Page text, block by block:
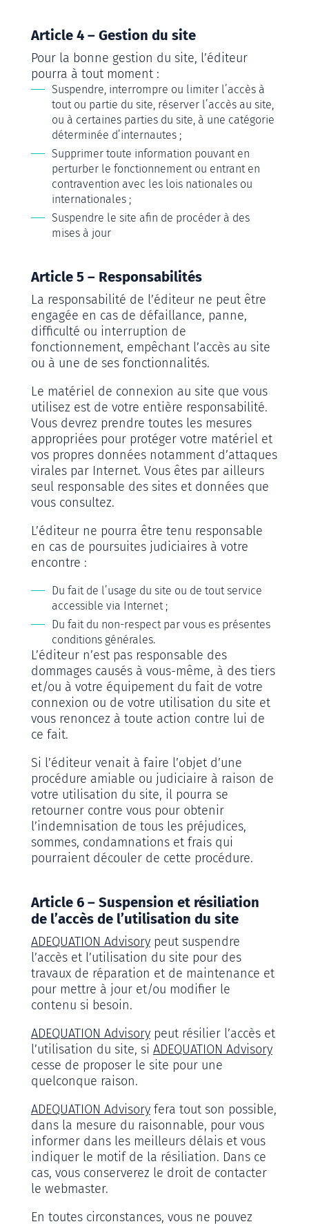
Article 4 – Gestion du site
Pour la bonne gestion du site, l’éditeur
pourra à tout moment :
Suspendre, interrompre ou limiter l’accès à
tout ou partie du site, réserver l’accès au site,
ou à certaines parties du site, à une catégorie
déterminée d’internautes ;
Supprimer toute information pouvant en
perturber le fonctionnement ou entrant en
contravention avec les lois nationales ou
internationales ;
Suspendre le site afin de procéder à des
mises à jour
Article 5 – Responsabilités
La responsabilité de l’éditeur ne peut être
engagée en cas de défaillance, panne,
difficulté ou interruption de
fonctionnement, empêchant l’accès au site
ou à une de ses fonctionnalités.
Le matériel de connexion au site que vous
utilisez est de votre entière responsabilité.
Vous devrez prendre toutes les mesures
appropriées pour protéger votre matériel et
vos propres données notamment d’attaques
virales par Internet. Vous êtes par ailleurs
seul responsable des sites et données que
vous consultez.
L’éditeur ne pourra être tenu responsable
en cas de poursuites judiciaires à votre
encontre :
Du fait de l’usage du site ou de tout service
accessible via Internet ;
Du fait du non-respect par vous es présentes
conditions générales.
L’éditeur n’est pas responsable des
dommages causés à vous-même, à des tiers
et/ou à votre équipement du fait de votre
connexion ou de votre utilisation du site et
vous renoncez à toute action contre lui de
ce fait.
Si l’éditeur venait à faire l’objet d’une
procédure amiable ou judiciaire à raison de
votre utilisation du site, il pourra se
retourner contre vous pour obtenir
l’indemnisation de tous les préjudices,
sommes, condamnations et frais qui
pourraient découler de cette procédure.
Article 6 – Suspension et résiliation
de l’accès de l’utilisation du site
ADEQUATION Advisorypeut suspendre
l’accès et l’utilisation du site pour des
travaux de réparation et de maintenance et
pour mettre à jour et/ou modifier le
contenu si besoin.
ADEQUATION Advisorypeut résilier l’accès et
l’utilisation du site, si ADEQUATION Advisory
cesse de proposer le site pour une
quelconque raison.
ADEQUATION Advisoryfera tout son possible,
dans la mesure du raisonnable, pour vous
informer dans les meilleurs délais et vous
indiquer le motif de la résiliation. Dans ce
cas, vous conserverez le droit de contacter
le webmaster.
En toutes circonstances, vous ne pouvez